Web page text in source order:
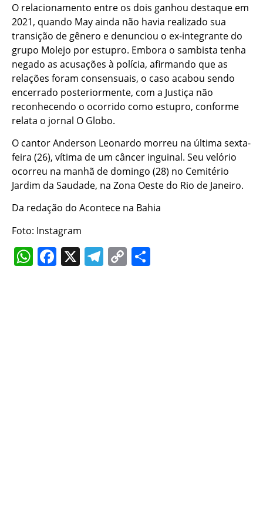
O relacionamento entre os dois ganhou destaque em
2021, quando May ainda não havia realizado sua
transição de gênero e denunciou o ex-integrante do
grupo Molejo por estupro. Embora o sambista tenha
negado as acusações à polícia, afirmando que as
relações foram consensuais, o caso acabou sendo
encerrado posteriormente, com a Justiça não
reconhecendo o ocorrido como estupro, conforme
relata o jornal O Globo.
O cantor Anderson Leonardo morreu na última sexta-
feira (26), vítima de um câncer inguinal. Seu velório
ocorreu na manhã de domingo (28) no Cemitério
Jardim da Saudade, na Zona Oeste do Rio de Janeiro.
Da redação do Acontece na Bahia
Foto: Instagram
WhatsApp
Facebook
X Telegram
Copy